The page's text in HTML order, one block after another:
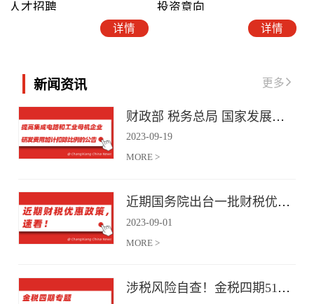
人才招聘
详情
投资意向
详情
新闻资讯 更多
财政部 税务总局 国家发展改革委 工业和信息化部关于提高集成电路和工业母机企业研发费用加计扣除比例的公告
2023-09-19
MORE >
近期国务院出台一批财税优惠政策，速看！
2023-09-01
MORE >
涉税风险自查！金税四期51项风险提示！